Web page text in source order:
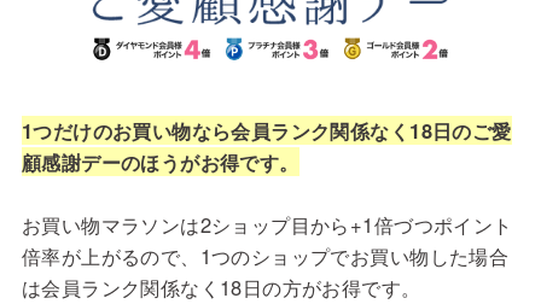
1つだけのお買い物なら会員ランク関係なく18日のご愛
顧感謝デーのほうがお得です。
お買い物マラソンは2ショップ目から+1倍づつポイント
倍率が上がるので、1つのショップでお買い物した場合
は会員ランク関係なく18日の方がお得です。